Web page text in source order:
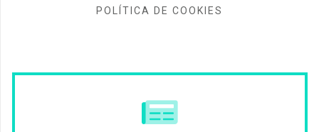
POLÍTICA DE COOKIES